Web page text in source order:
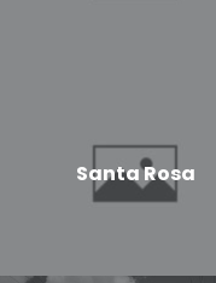
Santa Rosa